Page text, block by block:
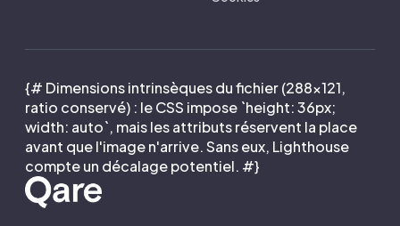
{# Dimensions intrinsèques du fichier (288×121,
ratio conservé) : le CSS impose `height: 36px;
width: auto`, mais les attributs réservent la place
avant que l'image n'arrive. Sans eux, Lighthouse
compte un décalage potentiel. #}